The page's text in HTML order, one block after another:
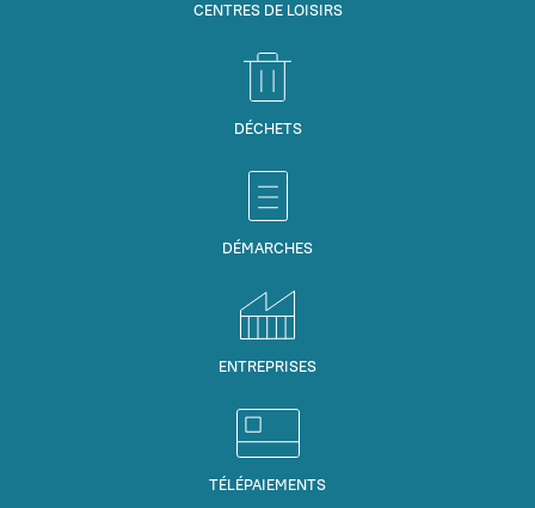
CENTRES DE LOISIRS
DÉCHETS
DÉMARCHES
ENTREPRISES
TÉLÉPAIEMENTS